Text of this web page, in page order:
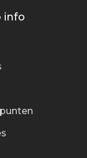
info